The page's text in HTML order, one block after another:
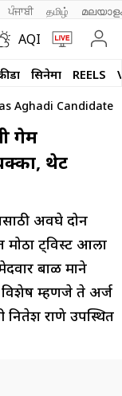
ਪੰਜਾਬੀ தமிழ்
AQI
सिनेमा REELS
Aghadi Candidate
गेम
थेट
अवघे दोन
ट्विस्ट आला
बाळ माने
विशेष म्हणजे ते अर्ज
नितेश राणे उपस्थित